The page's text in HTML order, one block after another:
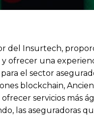
del Insurtech,
ofrecer una
el sector
blockchain,
servicios más
las aseguradoras